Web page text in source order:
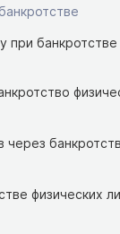
при банкротстве
через
физических